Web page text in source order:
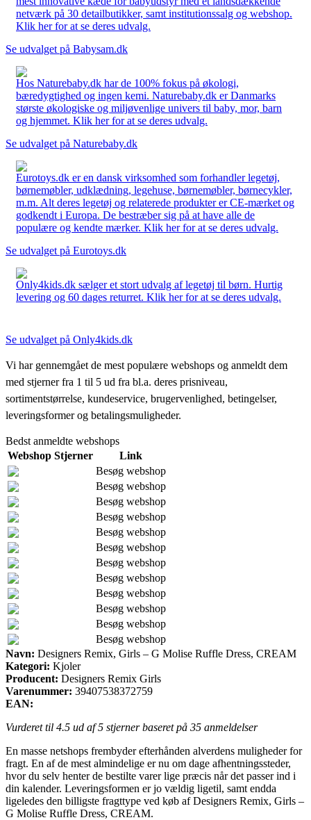
netværk på 30 detailbutikker, samt institutionssalg og webshop.
Klik her for at se deres udvalg.
Se udvalget på Babysam.dk
Hos Naturebaby.dk har de 100% fokus på økologi,
bæredygtighed og ingen kemi. Naturebaby.dk er Danmarks
største økologiske og miljøvenlige univers til baby, mor, barn
og hjemmet. Klik her for at se deres udvalg.
Se udvalget på Naturebaby.dk
Eurotoys.dk er en dansk virksomhed som forhandler legetøj,
børnemøbler, udklædning, legehuse, børnemøbler, børnecykler,
m.m. Alt deres legetøj og relaterede produkter er CE-mærket og
godkendt i Europa. De bestræber sig på at have alle de
populære og kendte mærker. Klik her for at se deres udvalg.
Se udvalget på Eurotoys.dk
Only4kids.dk sælger et stort udvalg af legetøj til børn. Hurtig
levering og 60 dages returret. Klik her for at se deres udvalg.
Se udvalget på Only4kids.dk
Vi har gennemgået de mest populære webshops og anmeldt dem
med stjerner fra 1 til 5 ud fra bl.a. deres prisniveau,
sortimentstørrelse, kundeservice, brugervenlighed, betingelser,
leveringsformer og betalingsmuligheder.
Bedst anmeldte webshops
Webshop Stjerner
Link
Besøg webshop
Besøg webshop
Besøg webshop
Besøg webshop
Besøg webshop
Besøg webshop
Besøg webshop
Besøg webshop
Besøg webshop
Besøg webshop
Besøg webshop
Besøg webshop
Navn: Designers Remix, Girls – G Molise Ruffle Dress, CREAM
Kategori: Kjoler
Producent: Designers Remix Girls
Varenummer: 39407538372759
EAN:
Vurderet til 4.5 ud af 5 stjerner baseret på 35 anmeldelser
En masse netshops frembyder efterhånden alverdens muligheder for
fragt. En af de mest almindelige er nu om dage afhentningssteder,
hvor du selv henter de bestilte varer lige præcis når det passer ind i
din kalender. Leveringsformen er jo vældig ligetil, samt endda
ligeledes den billigste fragttype ved køb af Designers Remix, Girls –
G Molise Ruffle Dress, CREAM.